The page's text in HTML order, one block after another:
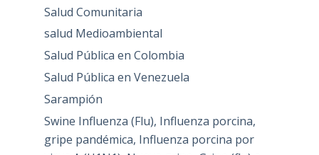
Salud Comunitaria
salud Medioambiental
Salud Pública en Colombia
Salud Pública en Venezuela
Sarampión
Swine Influenza (Flu), Influenza porcina,
gripe pandémica, Influenza porcina por